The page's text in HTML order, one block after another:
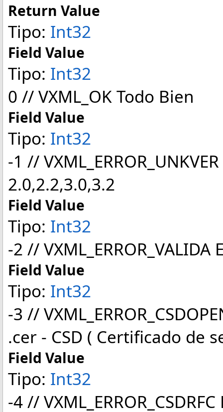
Return Value
Tipo: Int32
Field Value
Tipo: Int32
0 // VXML_OK Todo Bien
Field Value
Tipo: Int32
-1 //
2.0,2.2,3.0,3.2
Field Value
Tipo: Int32
-2 //
Field Value
Tipo: Int32
-3 //
.cer - CSD ( Certificado de
Field Value
Tipo: Int32
-4 //